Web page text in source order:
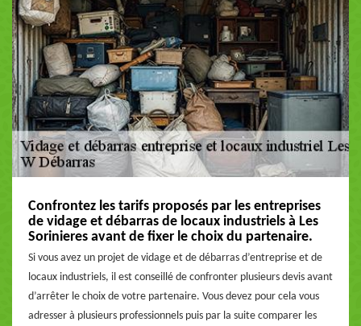
Confrontez les tarifs proposés par les entreprises
de vidage et débarras de locaux industriels à Les
Sorinieres avant de fixer le choix du partenaire.
Si vous avez un projet de vidage et de débarras d’entreprise et de
locaux industriels, il est conseillé de confronter plusieurs devis avant
d’arrêter le choix de votre partenaire. Vous devez pour cela vous
adresser à plusieurs professionnels puis par la suite comparer les